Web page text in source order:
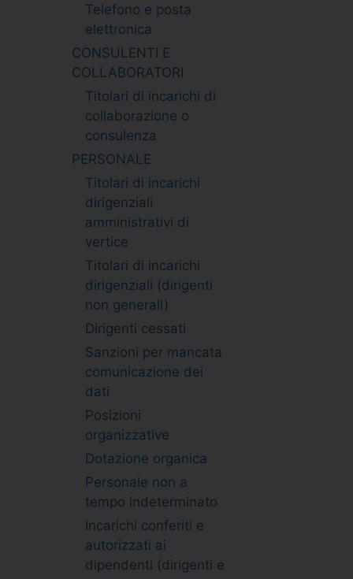
Telefono e posta
elettronica
CONSULENTI E
COLLABORATORI
Titolari di incarichi di
collaborazione o
consulenza
PERSONALE
Titolari di incarichi
dirigenziali
amministrativi di
vertice
Titolari di incarichi
dirigenziali (dirigenti
non generali)
Dirigenti cessati
Sanzioni per mancata
comunicazione dei
dati
Posizioni
organizzative
Dotazione organica
Personale non a
tempo indeterminato
Incarichi conferiti e
autorizzati ai
dipendenti (dirigenti e